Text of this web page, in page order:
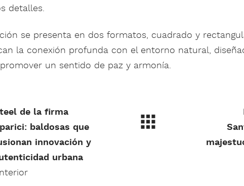
detalles.
se presenta en dos formatos, cuadrado y
la conexión profunda con el entorno natural,
un sentido de paz y armonía.
de la firma
baldosas que
innovación y
urbana